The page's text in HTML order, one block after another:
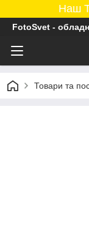
Наш
FotoSvet -
Товари та